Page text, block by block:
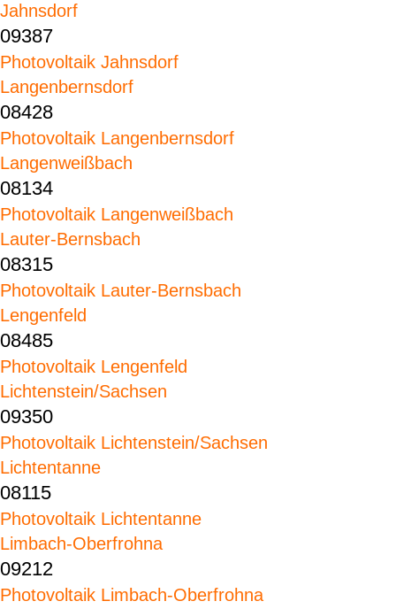
Jahnsdorf
09387
Photovoltaik Jahnsdorf
Langenbernsdorf
08428
Photovoltaik Langenbernsdorf
Langenweißbach
08134
Photovoltaik Langenweißbach
Lauter-Bernsbach
08315
Photovoltaik Lauter-Bernsbach
Lengenfeld
08485
Photovoltaik Lengenfeld
Lichtenstein/Sachsen
09350
Photovoltaik Lichtenstein/Sachsen
Lichtentanne
08115
Photovoltaik Lichtentanne
Limbach-Oberfrohna
09212
Photovoltaik Limbach-Oberfrohna